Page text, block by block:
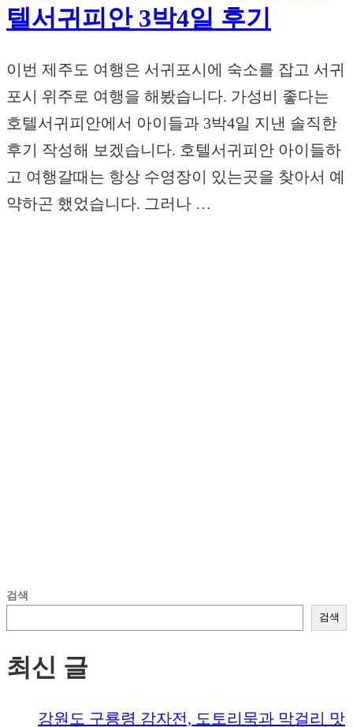
텔서귀피안 3박4일 후기
이번 제주도 여행은 서귀포시에 숙소를 잡고 서귀
포시 위주로 여행을 해봤습니다. 가성비 좋다는
호텔서귀피안에서 아이들과 3박4일 지낸 솔직한
후기 작성해 보겠습니다. 호텔서귀피안 아이들하
고 여행갈때는 항상 수영장이 있는곳을 찾아서 예
약하곤 했었습니다. 그러나 …
검색
검색
최신 글
강원도 구룡령 감자전, 도토리묵과 막걸리 맛